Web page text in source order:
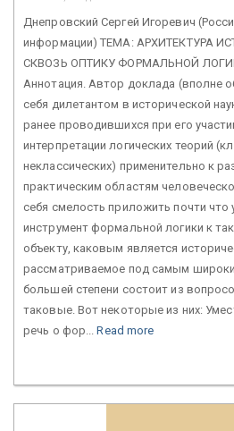
Днепровский Сергей Игоревич
информации) ТЕМА: АРХИТЕКТУРА
СКВОЗЬ ОПТИКУ ФОРМАЛЬНОЙ
Аннотация. Автор доклада (вполне
себя дилетантом в исторической
ранее проводившихся при его
интерпретации логических теорий
неклассических) применительно к
практическим областям
себя смелость приложить почти что
инструмент формальной логики к
объекту, каковым является
рассматриваемое под самым
большей степени состоит из
таковые. Вот некоторые из них:
речь о фор...Read more